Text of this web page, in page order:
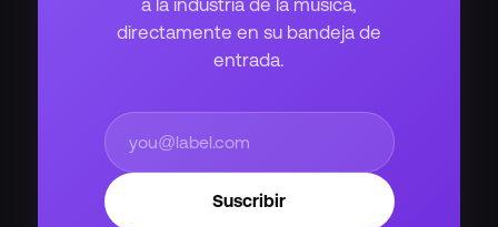
directamente en su bandeja de
entrada.
Suscribir